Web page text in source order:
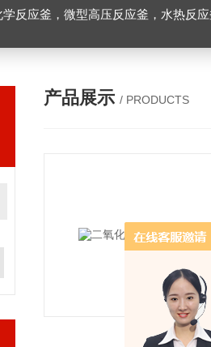
学反应釜，微型高压反应釜，水热反
产品展示 / PRODUCTS